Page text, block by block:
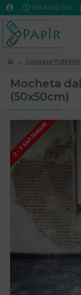
0314 100 110
Covorase
Mocheta
(50x50cm)
2 - 3 SAPTAMANI